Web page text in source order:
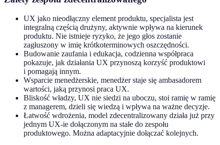
UX jako nieodłączny element produktu, specjalista jest
integralną częścią drużyny, aktywnie wpływa na kierunek
produktu. Nie istnieje ryzyko, że jego głos zostanie
zagłuszony w imię krótkoterminowych oszczędności.
Budowanie zaufania i edukacja, codzienna współpraca
pokazuje, jak działania UX przynoszą korzyść produktowi
i pomagają innym.
Wsparcie menedżerskie, menedżer staje się ambasadorem
wartości, jaką przynosi praca UX.
Bliskość władzy, UX nie siedzi na uboczu, stoi ramię w ramię
z managerem, dzieli się wiedzą i wpływa na ważne decyzje.
Łatwość wdrożenia, model zdecentralizowany działa już przy
jednym UX-ie dołączonym na stałe do zespołu
produktowego. Można adaptacyjnie dołączać kolejnych.